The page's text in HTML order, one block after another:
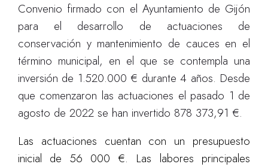
Convenio firmado con el Ayuntamiento de Gijón
para el desarrollo de actuaciones de
conservación y mantenimiento de cauces en el
término municipal, en el que se contempla una
inversión de 1.520.000 € durante 4 años. Desde
que comenzaron las actuaciones el pasado 1 de
agosto de 2022 se han invertido 878 373,91 €.
Las actuaciones cuentan con un presupuesto
inicial de 56 000 €. Las labores principales